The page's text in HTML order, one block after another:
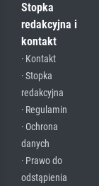
Stopka
redakcyjna i
kontakt
· Kontakt
· Stopka
redakcyjna
· Regulamin
· Ochrona
danych
· Prawo do
odstąpienia